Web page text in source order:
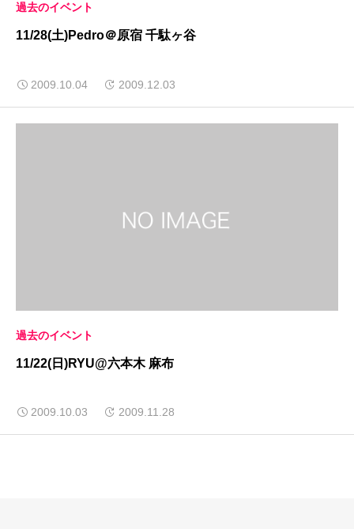
過去のイベント
11/28(土)Pedro＠原宿 千駄ヶ谷
2009.10.04 2009.12.03
過去のイベント
11/22(日)RYU@六本木 麻布
2009.10.03 2009.11.28